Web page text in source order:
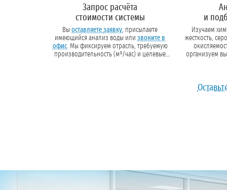
Запрос расчёта
стоимости системы
Вы оставляете заявку, присылаете
имеющийся анализ воды или звоните в
офис. Мы фиксируем отрасль, требуемую
производительность (м³/час) и целевые
и
Изучаем
жесткость,
организуем